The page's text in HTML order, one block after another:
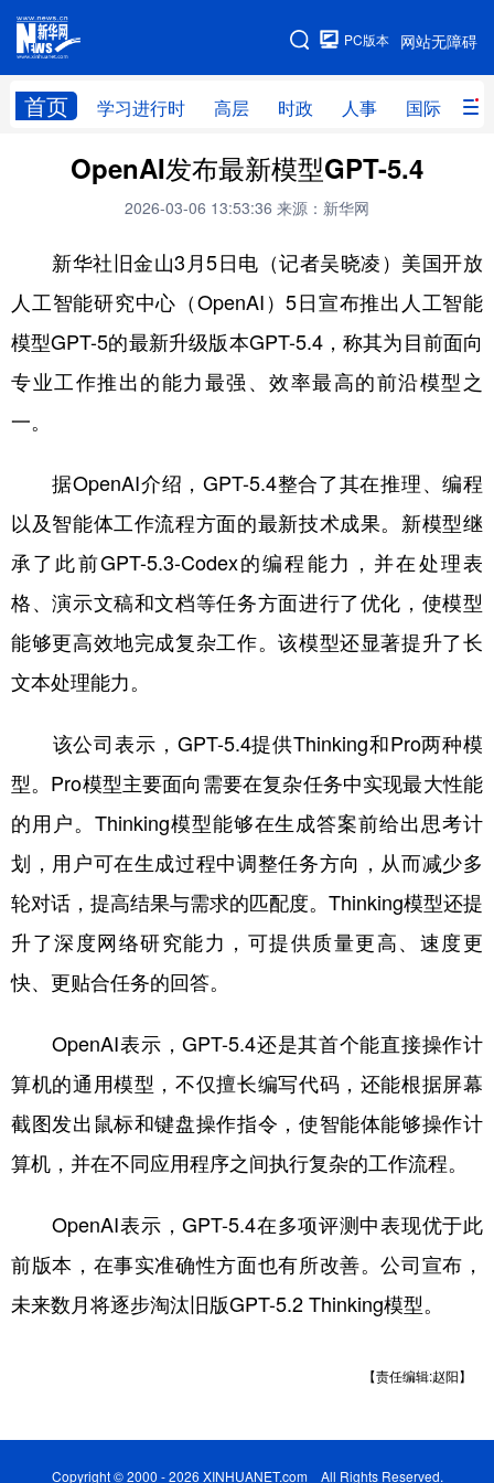
网站无障碍
PC版本
首页 学习进行时 高层 时政 人事 国际 财
网站地图
学习进行时 高层 时政 人事
财经 网评
台湾 思客智库 全球连线 教育
科技 科创 量子 体育
文化 书画 健康 军事
访谈 视频 图片 政务
食品 人居 信息化 数字经济
学术中国 乡村振兴 银龄 溯源中国
彩票 娱乐 时尚 悦读
公益
地方频道
北京 天津 河北 山西
辽宁 吉林 上海 江苏
浙江 安徽 福建 江西
山东 河南
广东 广西 海南 重庆
四川 贵州 云南 西藏
陕西 甘肃 青海 宁夏
新疆 内蒙古 黑龙江
多语种频道
English Español Français عربى
OpenAI发布最新模型GPT-5.4
2026-03-06 13:53:36 来源：新华网
新华社旧金山3月5日电（记者吴晓凌）美国开放
人工智能研究中心（OpenAI）5日宣布推出人工智能
模型GPT-5的最新升级版本GPT-5.4，称其为目前面向
专业工作推出的能力最强、效率最高的前沿模型之
一。
据OpenAI介绍，GPT-5.4整合了其在推理、编程
以及智能体工作流程方面的最新技术成果。新模型继
承了此前GPT-5.3-Codex的编程能力，并在处理表
格、演示文稿和文档等任务方面进行了优化，使模型
能够更高效地完成复杂工作。该模型还显著提升了长
文本处理能力。
该公司表示，GPT-5.4提供Thinking和Pro两种模
型。Pro模型主要面向需要在复杂任务中实现最大性能
的用户。Thinking模型能够在生成答案前给出思考计
划，用户可在生成过程中调整任务方向，从而减少多
轮对话，提高结果与需求的匹配度。Thinking模型还提
升了深度网络研究能力，可提供质量更高、速度更
快、更贴合任务的回答。
OpenAI表示，GPT-5.4还是其首个能直接操作计
算机的通用模型，不仅擅长编写代码，还能根据屏幕
截图发出鼠标和键盘操作指令，使智能体能够操作计
算机，并在不同应用程序之间执行复杂的工作流程。
OpenAI表示，GPT-5.4在多项评测中表现优于此
前版本，在事实准确性方面也有所改善。公司宣布，
未来数月将逐步淘汰旧版GPT-5.2 Thinking模型。
【责任编辑:赵阳】
Copyright © 2000 - 2026 XINHUANET.com All Rights Reserved.